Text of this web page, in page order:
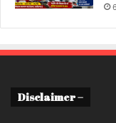
Disclaimer –